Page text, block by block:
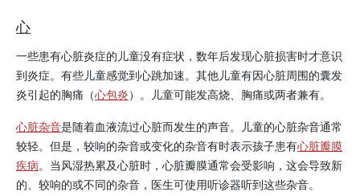
心
一些患有心脏炎症的儿童没有症状，数年后发现心脏损害时才意识
到炎症。有些儿童感觉到心跳加速。其他儿童有因心脏周围的囊发
炎引起的胸痛（心包炎）。儿童可能发高烧、胸痛或两者兼有。
心脏杂音是随着血液流过心脏而发生的声音。儿童的心脏杂音通常
较轻。但是，较响的杂音或变化的杂音有时表示孩子患有心脏瓣膜
疾病。当风湿热累及心脏时，心脏瓣膜通常会受影响，这会导致新
的、较响的或不同的杂音，医生可使用听诊器听到这些杂音。